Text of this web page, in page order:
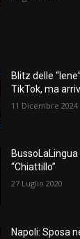
Blitz delle
TikTok, ma
11 Dicembre 2024
“Chiattillo”
27 Luglio 2020
Napoli: Sposa